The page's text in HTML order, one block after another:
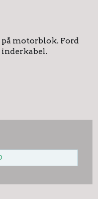
motorblok. Ford
inderkabel.